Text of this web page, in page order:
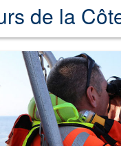
de la